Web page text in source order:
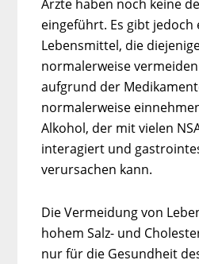
Ärzte haben noch keine
eingeführt. Es gibt jedoch
Lebensmittel, die
normalerweise
aufgrund der
normalerweise
Alkohol, der mit vielen
interagiert und
verursachen kann.
Die Vermeidung von
hohem Salz- und
nur für die Gesundheit